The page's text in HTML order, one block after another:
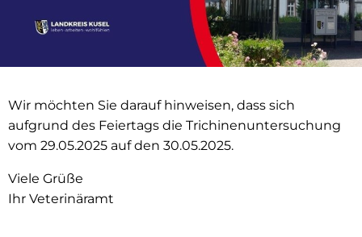
Wir möchten Sie darauf hinweisen, dass sich
aufgrund des Feiertags die Trichinenuntersuchung
vom 29.05.2025 auf den 30.05.2025.
Viele Grüße
Ihr Veterinäramt